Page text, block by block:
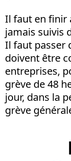
Il faut en finir
jamais suivis
Il faut passer
doivent être
entreprises,
grève de 48
jour, dans la
grève